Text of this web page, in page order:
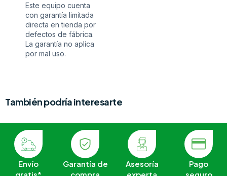
Este equipo cuenta
con garantía limitada
directa en tienda por
defectos de fábrica.
La garantía no aplica
por mal uso.
También podría interesarte
Envío
Garantía de
Asesoría
Pago